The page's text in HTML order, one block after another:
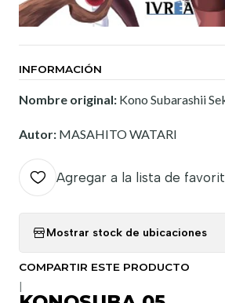
INFORMACIÓN
Nombre original: Kono Subarashii
Autor: MASAHITO WATARI
Agregar a la lista de
Mostrar stock de ubicaciones
COMPARTIR ESTE PRODUCTO